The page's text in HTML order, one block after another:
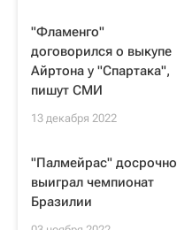
"Фламенго"
договорился о выкупе
Айртона у "Спартака",
пишут СМИ
13 декабря 2022
"Палмейрас" досрочно
выиграл чемпионат
Бразилии